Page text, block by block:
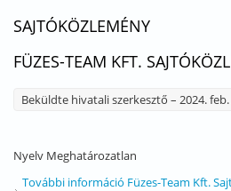
SAJTÓKÖZLEMÉNY
FÜZES-TEAM KFT.
Beküldte hivatali szerkesztő – 2024.
Nyelv Meghatározatlan
További információ Füzes-Team Kft.